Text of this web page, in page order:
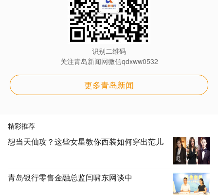
识别二维码
关注青岛新闻网微信qdxww0532
更多青岛新闻
精彩推荐
想当天仙攻？这些女星教你西装如何穿出范儿
青岛银行零售金融总监闫啸东网谈中